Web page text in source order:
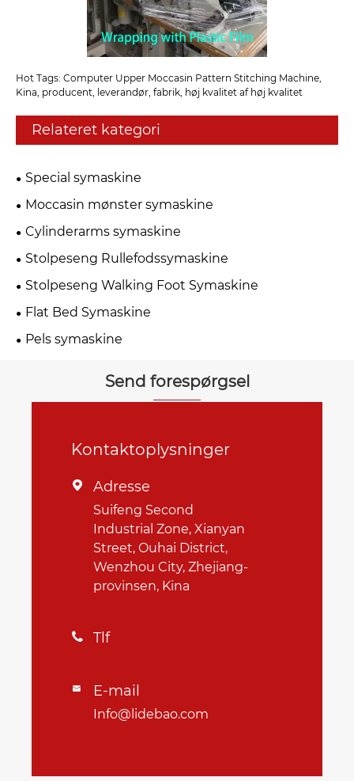
Hot Tags: Computer Upper Moccasin Pattern Stitching Machine,
Kina, producent, leverandør, fabrik, høj kvalitet af høj kvalitet
Relateret kategori
Special symaskine
Moccasin mønster symaskine
Cylinderarms symaskine
Stolpeseng Rullefodssymaskine
Stolpeseng Walking Foot Symaskine
Flat Bed Symaskine
Pels symaskine
Send forespørgsel
Kontaktoplysninger
 Adresse
Suifeng Second
Industrial Zone, Xianyan
Street, Ouhai District,
Wenzhou City, Zhejiang-
provinsen, Kina
 Tlf
 E-mail
Info@lidebao.com